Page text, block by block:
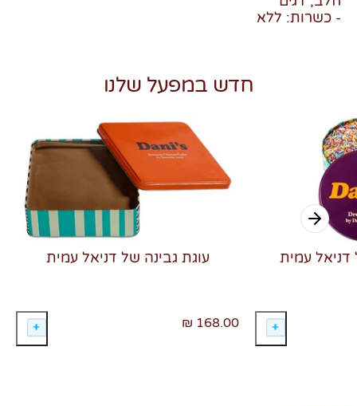
- כשרות: ללא
חדש במפעל שלנו
עוגת גבינה של דניאל עמית
168.00 ₪
דניאל עמית